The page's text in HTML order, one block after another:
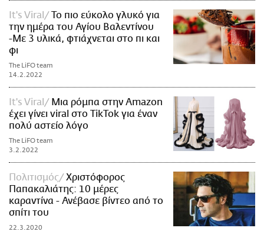
It's Viral
Το πιο εύκολο γλυκό για
την ημέρα του Αγίου Βαλεντίνου
-Με 3 υλικά, φτιάχνεται στο πι και
φι
The LiFO team
14.2.2022
It's Viral
Μια ρόμπα στην Amazon
έχει γίνει viral στο TikTok για έναν
πολύ αστείο λόγο
The LiFO team
3.2.2022
Πολιτισμός
Χριστόφορος
Παπακαλιάτης: 10 μέρες
καραντίνα - Ανέβασε βίντεο από το
σπίτι του
22.3.2020